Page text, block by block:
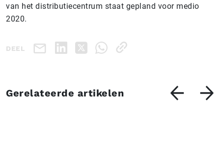
van het distributiecentrum staat gepland voor medio
2020.
DEEL
Gerelateerde artikelen